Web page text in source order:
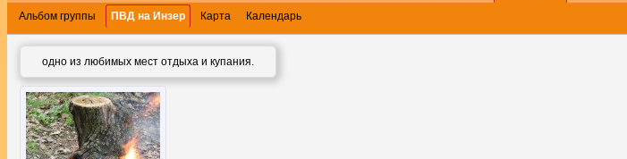
Альбом группы
ПВД на Инзер Карта Календарь
одно из любимых мест отдыха и купания.